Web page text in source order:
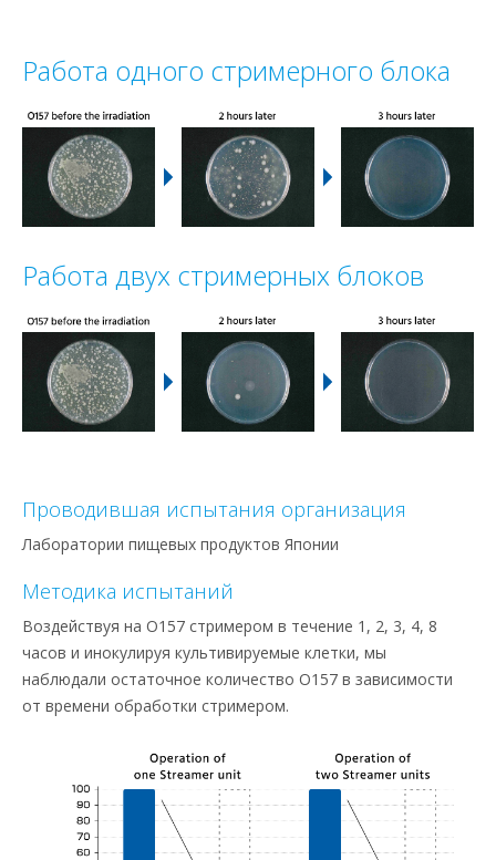
Работа одного стримерного блока
Работа двух стримерных блоков
Проводившая испытания организация
Лаборатории пищевых продуктов Японии
Методика испытаний
Воздействуя на O157 стримером в течение 1, 2, 3, 4, 8
часов и инокулируя культивируемые клетки, мы
наблюдали остаточное количество O157 в зависимости
от времени обработки стримером.